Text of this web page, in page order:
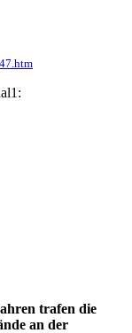
trafen die
an der